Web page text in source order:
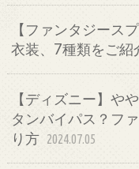
【ファンタジース
衣装、7種類をご紹
【ディズニー】や
タンバイパス？フ
り方 2024.07.05